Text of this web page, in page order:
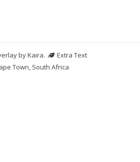
byKaira.
Extra Text
Town, South Africa